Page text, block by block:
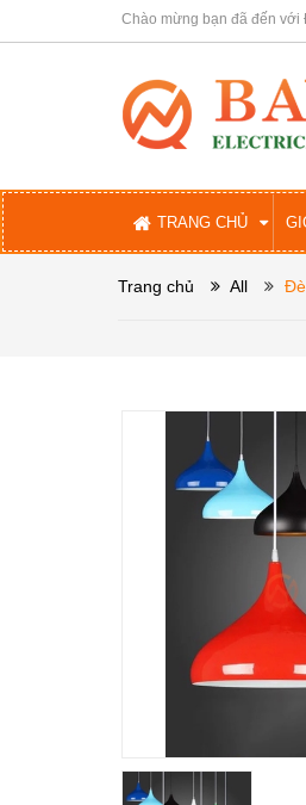
Chào mừng bạn đã đến với
TRANG CHỦ
Trang chủ All